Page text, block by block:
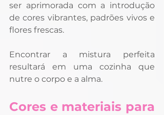
ser aprimorada com a introdução
de cores vibrantes, padrões vivos e
flores frescas.
Encontrar a mistura perfeita
resultará em uma cozinha que
nutre o corpo e a alma.
Cores e materiais para